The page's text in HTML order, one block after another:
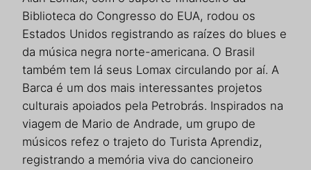
Biblioteca do Congresso do EUA, rodou os
Estados Unidos registrando as raízes do blues e
da música negra norte-americana. O Brasil
também tem lá seus Lomax circulando por aí. A
Barca é um dos mais interessantes projetos
culturais apoiados pela Petrobrás. Inspirados na
viagem de Mario de Andrade, um grupo de
músicos refez o trajeto do Turista Aprendiz,
registrando a memória viva do cancioneiro